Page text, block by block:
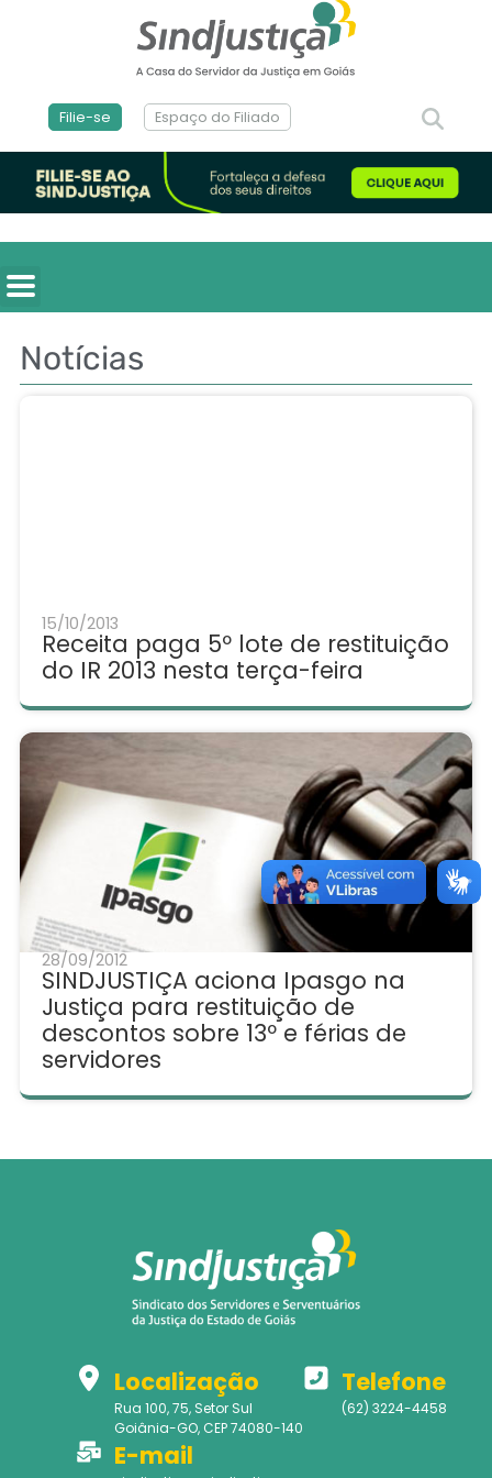
Filie-se Espaço do Filiado
Notícias
15/10/2013
Receita paga 5º lote de restituição
do IR 2013 nesta terça-feira
28/09/2012
SINDJUSTIÇA aciona Ipasgo na
Justiça para restituição de
descontos sobre 13º e férias de
servidores
Localização
Rua 100, 75, Setor Sul
Goiânia-GO, CEP 74080-140
Telefone
(62) 3224-4458
E-mail